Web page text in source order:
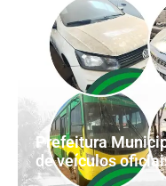
Prefeitura
de veículos